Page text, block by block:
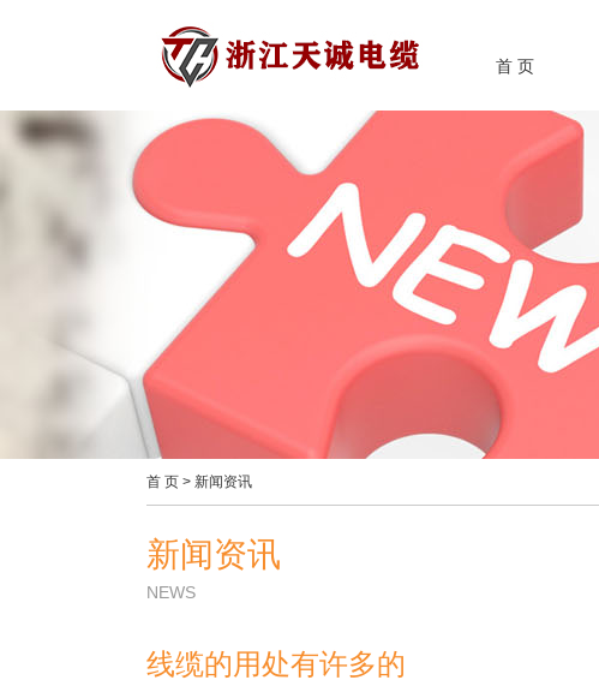
首 页
首 页 > 新闻资讯
新闻资讯
NEWS
线缆的用处有许多的